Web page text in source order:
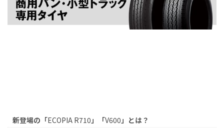
新登場の「ECOPIA R710 」「V600 」とは？